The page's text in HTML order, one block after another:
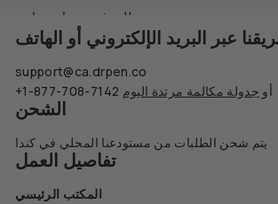
طلب فتح حساب تجاري
عبر البريد الإلكتروني أو الهاتف
support@ca.drpen.co
+1-877-708-7142
أو جدولة مكالمة مرتدة اليوم
الشحن
يتم شحن الطلبات من مستودعنا المحلي في كندا
تفاصيل العمل
المكتب الرئيسي